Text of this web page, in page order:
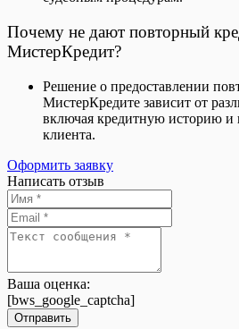
Почему не дают повторный
МистерКредит?
Решение о предоставлении
МистерКредите зависит от
включая кредитную историю
клиента.
Оформить заявку
Написать отзыв
Ваша оценка:
[bws_google_captcha]
Отправить